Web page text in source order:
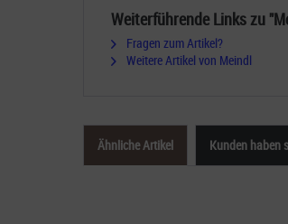
Weiterführende Links zu
Fragen zum Artikel?
Weitere Artikel von Meindl
Ähnliche Artikel Kunden haben